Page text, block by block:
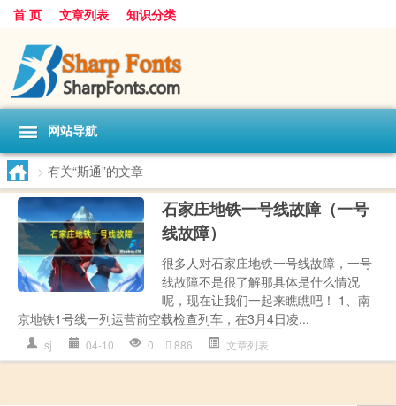
首 页 文章列表 知识分类
网站导航
> 有关“斯通”的文章
石家庄地铁一号线故障（一号
线故障）
很多人对石家庄地铁一号线故障，一号
线故障不是很了解那具体是什么情况
呢，现在让我们一起来瞧瞧吧！ 1、南
京地铁1号线一列运营前空载检查列车，在3月4日凌...
sj 04-10 0 886 文章列表